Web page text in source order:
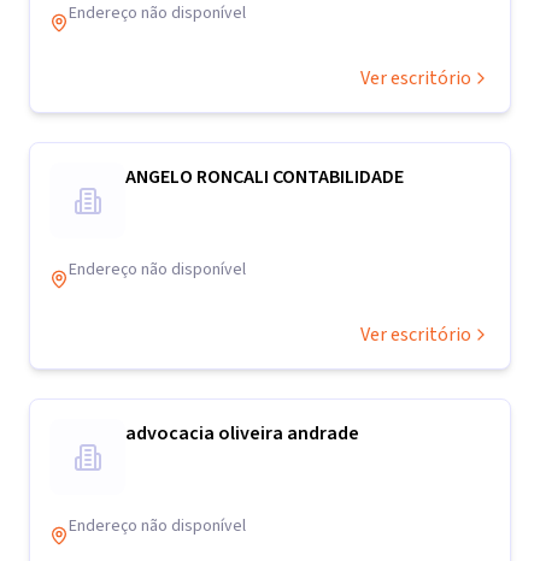
Endereço não disponível
Ver escritório
ANGELO RONCALI CONTABILIDADE
Endereço não disponível
Ver escritório
advocacia oliveira andrade
Endereço não disponível